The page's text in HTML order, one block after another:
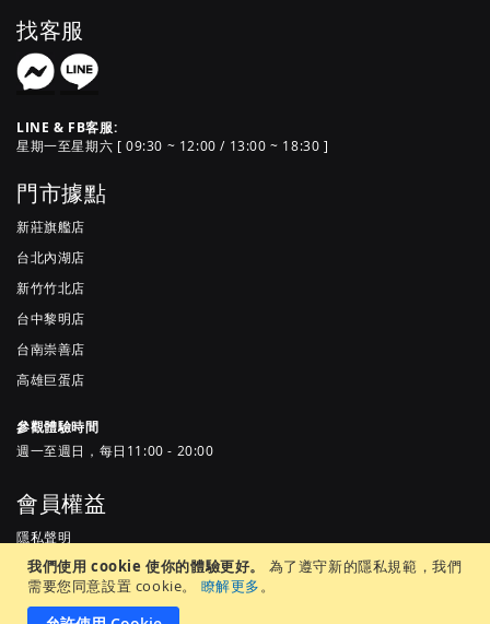
我們使用 cookie 使你的體驗更好。
為了遵守新的隱私規範，我們
需要您同意設置 cookie。
瞭解更多。
找客服
LINE & FB客服:
星期一至星期六 [ 09:30 ~ 12:00 / 13:00 ~ 18:30 ]
門市據點
新莊旗艦店
台北內湖店
新竹竹北店
台中黎明店
台南崇善店
高雄巨蛋店
參觀體驗時間
週一至週日，每日11:00 - 20:00
會員權益
隱私聲明
服務條款
常見問題